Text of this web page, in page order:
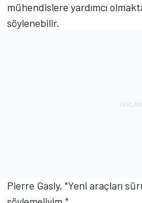
mühendislere yardımcı
söylenebilir.
Pierre Gasly, "Yeni araçları